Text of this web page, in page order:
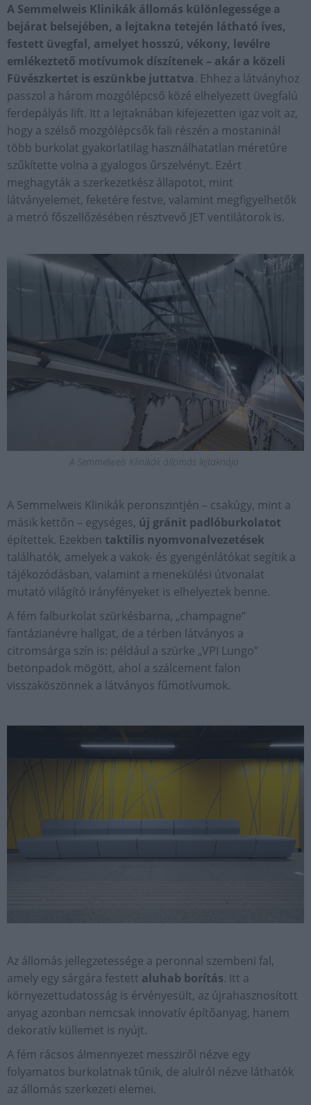
A Semmelweis Klinikák állomás különlegessége a
bejárat belsejében, a lejtakna tetején látható íves,
festett üvegfal, amelyet hosszú, vékony, levélre
emlékeztető motívumok díszítenek – akár a közeli
Füvészkertet is eszünkbe juttatva. Ehhez a látványhoz
passzol a három mozgólépcső közé elhelyezett üvegfalú
ferdepályás lift. Itt a lejtaknában kifejezetten igaz volt az,
hogy a szélső mozgólépcsők fali részén a mostaninál
több burkolat gyakorlatilag használhatatlan méretűre
szűkítette volna a gyalogos űrszelvényt. Ezért
meghagyták a szerkezetkész állapotot, mint
látványelemet, feketére festve, valamint megfigyelhetők
a metró főszellőzésében résztvevő JET ventilátorok is.
A Semmelweis Klinikák állomás lejtaknája
A Semmelweis Klinikák peronszintjén – csakúgy, mint a
másik kettőn – egységes, új gránit padlóburkolatot
építettek. Ezekben taktilis nyomvonalvezetések
találhatók, amelyek a vakok- és gyengénlátókat segítik a
tájékozódásban, valamint a menekülési útvonalat
mutató világító irányfényeket is elhelyeztek benne.
A fém falburkolat szürkésbarna, „champagne”
fantázianévre hallgat, de a térben látványos a
citromsárga szín is: például a szürke „VPI Lungo”
betonpadok mögött, ahol a szálcement falon
visszaköszönnek a látványos fűmotívumok.
Az állomás jellegzetessége a peronnal szembeni fal,
amely egy sárgára festett aluhab borítás. Itt a
környezettudatosság is érvényesült, az újrahasznosított
anyag azonban nemcsak innovatív építőanyag, hanem
dekoratív küllemet is nyújt.
A fém rácsos álmennyezet messziről nézve egy
folyamatos burkolatnak tűnik, de alulról nézve láthatók
az állomás szerkezeti elemei.